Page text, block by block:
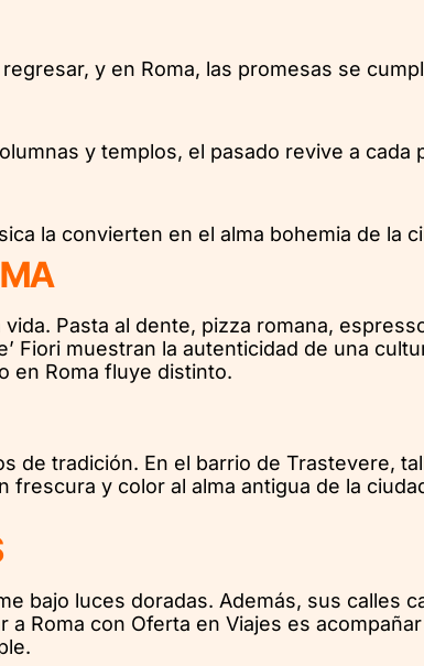
y en Roma, las promesas se
y templos, el pasado revive a cada
la convierten en el alma bohemia de la
Pasta al dente, pizza romana,
Fiori muestran la autenticidad de una
en Roma fluye distinto.
de tradición. En el barrio de Trastevere,
y color al alma antigua de la
bajo luces doradas. Además, sus calles
Roma con Oferta en Viajes es